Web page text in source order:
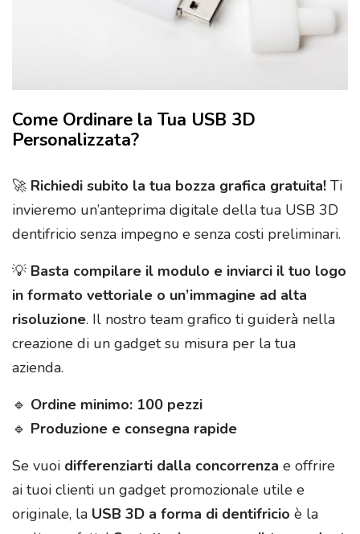
Come Ordinare la Tua USB 3D
Personalizzata?
🚀 Richiedi subito la tua bozza grafica gratuita! Ti
invieremo un’anteprima digitale della tua USB 3D
dentifricio senza impegno e senza costi preliminari.
💡 Basta compilare il modulo e inviarci il tuo logo
in formato vettoriale o un’immagine ad alta
risoluzione. Il nostro team grafico ti guiderà nella
creazione di un gadget su misura per la tua
azienda.
🔹 Ordine minimo: 100 pezzi
🔹 Produzione e consegna rapide
Se vuoi differenziarti dalla concorrenza e offrire
ai tuoi clienti un gadget promozionale utile e
originale, la USB 3D a forma di dentifricio è la